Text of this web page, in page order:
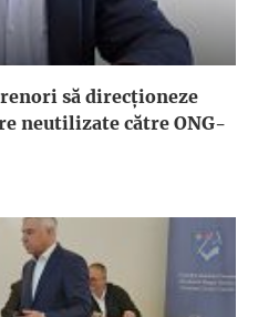
să direcţioneze
neutilizate către ONG-